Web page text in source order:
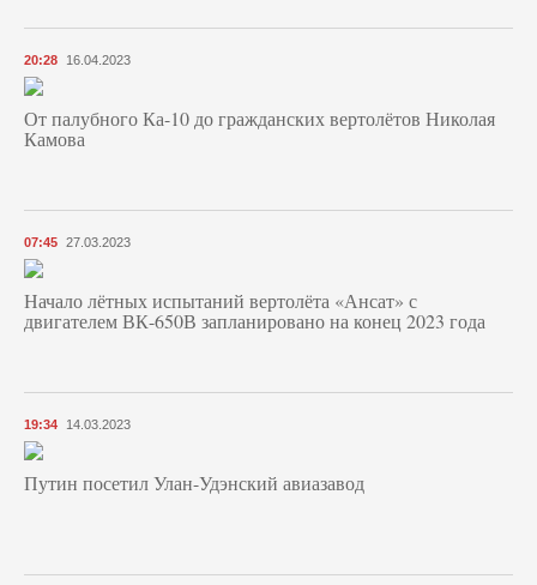
20:28 16.04.2023
От палубного Ка-10 до гражданских вертолётов Николая
Камова
07:45 27.03.2023
Начало лётных испытаний вертолёта «Ансат» с
двигателем ВК-650В запланировано на конец 2023 года
19:34 14.03.2023
Путин посетил Улан-Удэнский авиазавод